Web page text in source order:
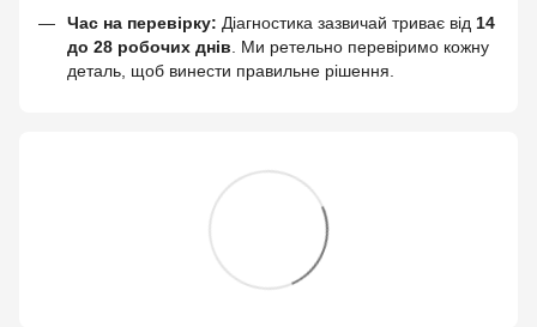
Час на перевірку: Діагностика зазвичай триває від 14
до 28 робочих днів. Ми ретельно перевіримо кожну
деталь, щоб винести правильне рішення.